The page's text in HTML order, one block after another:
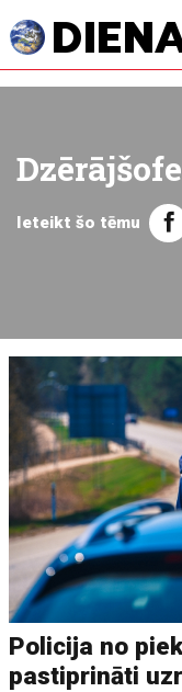
Ieteikt šo tēmu
Policija no
pastiprināti